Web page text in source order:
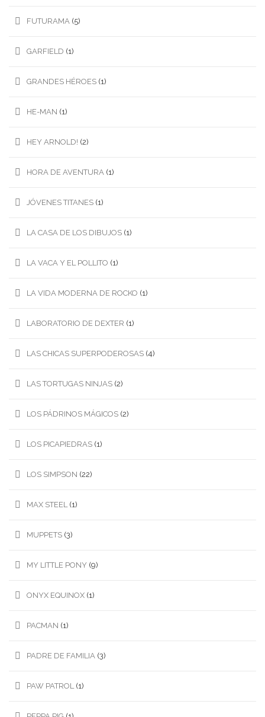
FUTURAMA (5)
GARFIELD (1)
GRANDES HÉROES (1)
HE-MAN (1)
HEY ARNOLD! (2)
HORA DE AVENTURA (1)
JÓVENES TITANES (1)
LA CASA DE LOS DIBUJOS (1)
LA VACA Y EL POLLITO (1)
LA VIDA MODERNA DE ROCKO (1)
LABORATORIO DE DEXTER (1)
LAS CHICAS SUPERPODEROSAS (4)
LAS TORTUGAS NINJAS (2)
LOS PÁDRINOS MÁGICOS (2)
LOS PICAPIEDRAS (1)
LOS SIMPSON (22)
MAX STEEL (1)
MUPPETS (3)
MY LITTLE PONY (9)
ONYX EQUINOX (1)
PACMAN (1)
PADRE DE FAMILIA (3)
PAW PATROL (1)